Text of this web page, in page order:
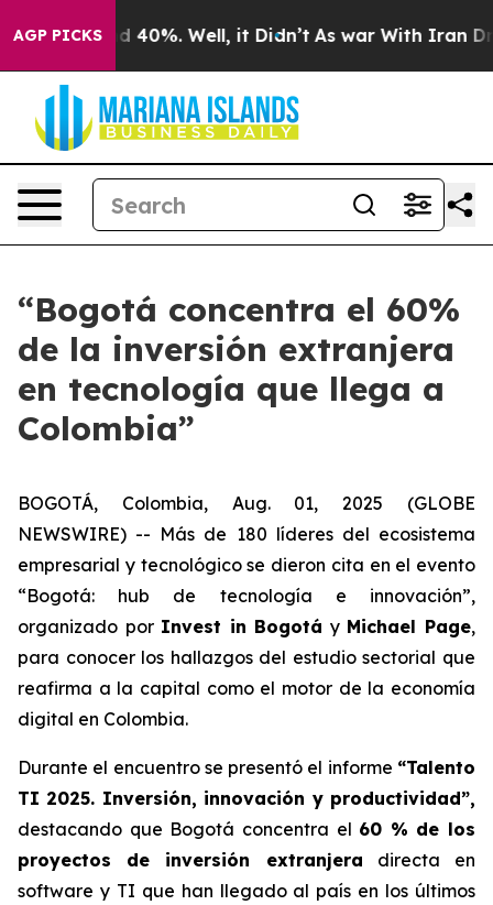
AGP PICKS
Around 40%. Well, it Didn’t As war With Iran
“Bogotá concentra el 60%
de la inversión extranjera
en tecnología que llega a
Colombia”
BOGOTÁ, Colombia, Aug. 01, 2025 (GLOBE
NEWSWIRE) -- Más de 180 líderes del ecosistema
empresarial y tecnológico se dieron cita en el evento
“Bogotá: hub de tecnología e innovación”,
organizado por Invest in Bogotá y Michael Page,
para conocer los hallazgos del estudio sectorial que
reafirma a la capital como el motor de la economía
digital en Colombia.
Durante el encuentro se presentó el informe “Talento
TI 2025. Inversión, innovación y productividad”,
destacando que Bogotá concentra el 60 % de los
proyectos de inversión extranjera directa en
software y TI que han llegado al país en los últimos